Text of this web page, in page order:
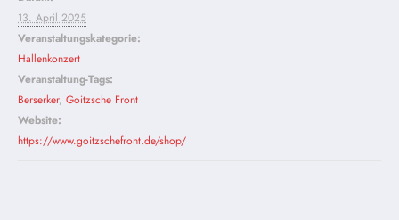
13. April 2025
Veranstaltungskategorie:
Hallenkonzert
Veranstaltung-Tags:
Berserker, Goitzsche Front
Website:
https://www.goitzschefront.de/shop/